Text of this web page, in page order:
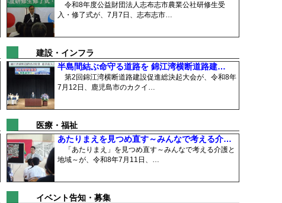
令和8年度公益財団法人志布志市農業公社研修生受
入・修了式が、7月7日、志布志市…
建設・インフラ
半島間結ぶ命守る道路を 錦江湾横断道路建…
第2回錦江湾横断道路建設促進総決起大会が、令和8年
7月12日、鹿児島市のカクイ…
医療・福祉
あたりまえを見つめ直す～みんなで考える介…
「あたりまえ」を見つめ直す～みんなで考える介護と
地域～が、令和8年7月11日、…
イベント告知・募集